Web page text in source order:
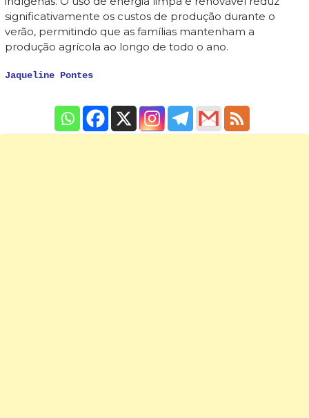
significativamente os custos de produção durante o
verão, permitindo que as famílias mantenham a
produção agrícola ao longo de todo o ano.
Jaqueline Pontes